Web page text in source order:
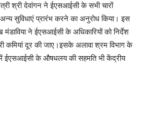
श्री देवांगन ने ईएसआईसी के सभी चारों
अन्य सुविधाएं प्रारंभ करने का अनुरोध किया। इस
ने ईएसआईसी के अधिकारियों को निर्देश
कमियां दूर की जाए।इसके अलावा श्रम विभाग के
में ईएसआईसी के औषधलय की सहमति भी केंद्रीय